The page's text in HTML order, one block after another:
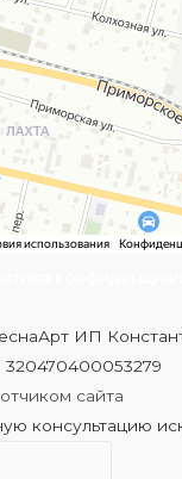
ИП
320470400053279
сайта
консультацию